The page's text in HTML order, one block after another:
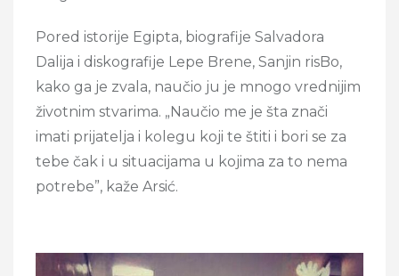
Pored istorije Egipta, biografije Salvadora
Dalija i diskografije Lepe Brene, Sanjin risBo,
kako ga je zvala, naučio ju je mnogo vrednijim
životnim stvarima. „Naučio me je šta znači
imati prijatelja i kolegu koji te štiti i bori se za
tebe čak i u situacijama u kojima za to nema
potrebe”, kaže Arsić.